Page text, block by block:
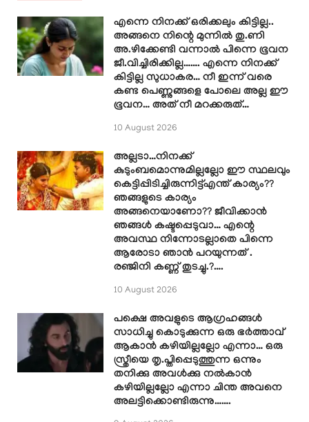
എന്നെ നിനക്ക് ഒരിക്കലും കിട്ടില്ല..
അങ്ങനെ നിന്റെ മുന്നിൽ തു.ണി
അ.ഴിക്കേണ്ടി വന്നാൽ പിന്നെ ഭൂവന
ജീ.വിച്ചിരിക്കില്ല……. എന്നെ നിനക്ക്
കിട്ടില്ല സുധാകര… നീ ഇന്ന് വരെ
കണ്ട പെണ്ണുങ്ങളെ പോലെ അല്ല ഈ
ഭൂവന… അത് നീ മറക്കരുത്…
10 August 2026
അല്ലടാ…നിനക്ക്
കുടുംബമൊന്നുമില്ലല്ലോ ഈ സ്ഥലവും
കെട്ടിപ്പിടിച്ചിരുന്നിട്ട്എന്ത് കാര്യം??
ഞങ്ങളുടെ കാര്യം
അങ്ങനെയാണോ?? ജീവിക്കാൻ
ഞങ്ങൾ കഷ്ടപ്പെടുവാ… എന്റെ
അവസ്ഥ നിന്നോടല്ലാതെ പിന്നെ
ആരോടാ ഞാൻ പറയുന്നത് .
രഞ്ജിനി കണ്ണ് തുടച്ചു.?….
10 August 2026
പക്ഷെ അവളുടെ ആഗ്രഹങ്ങൾ
സാധിച്ചു കൊടുക്കുന്ന ഒരു ഭർത്താവ്
ആകാൻ കഴിയില്ലല്ലോ എന്നാ… ഒരു
സ്ത്രീയെ തൃ.പ്തിപ്പെടുത്തുന്ന ഒന്നും
തനിക്കു അവൾക്കു നൽകാൻ
കഴിയില്ലല്ലോ എന്നാ ചിന്ത അവനെ
അലട്ടിക്കൊണ്ടിരുന്നു…….